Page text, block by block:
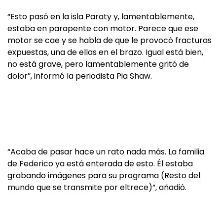
“Esto pasó en la isla Paraty y, lamentablemente,
estaba en parapente con motor. Parece que ese
motor se cae y se habla de que le provocó fracturas
expuestas, una de ellas en el brazo. Igual está bien,
no está grave, pero lamentablemente gritó de
dolor”, informó la periodista Pia Shaw.
“Acaba de pasar hace un rato nada más. La familia
de Federico ya está enterada de esto. Él estaba
grabando imágenes para su programa (Resto del
mundo que se transmite por eltrece)”, añadió.